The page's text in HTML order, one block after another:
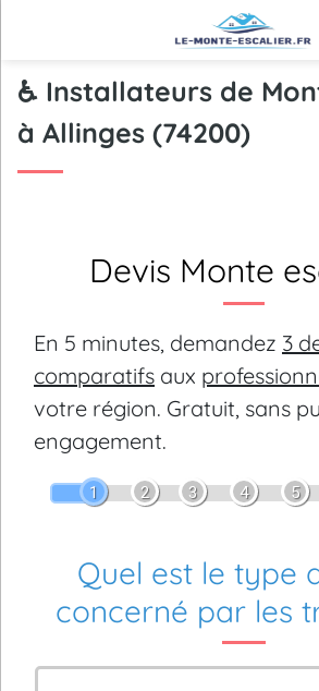
♿ Installateurs de
à Allinges (74200)
Devis Monte
En 5 minutes, demandez 3
comparatifs aux
votre région. Gratuit, sans
engagement.
1 2 3 4 5
Quel est le type
concerné par les